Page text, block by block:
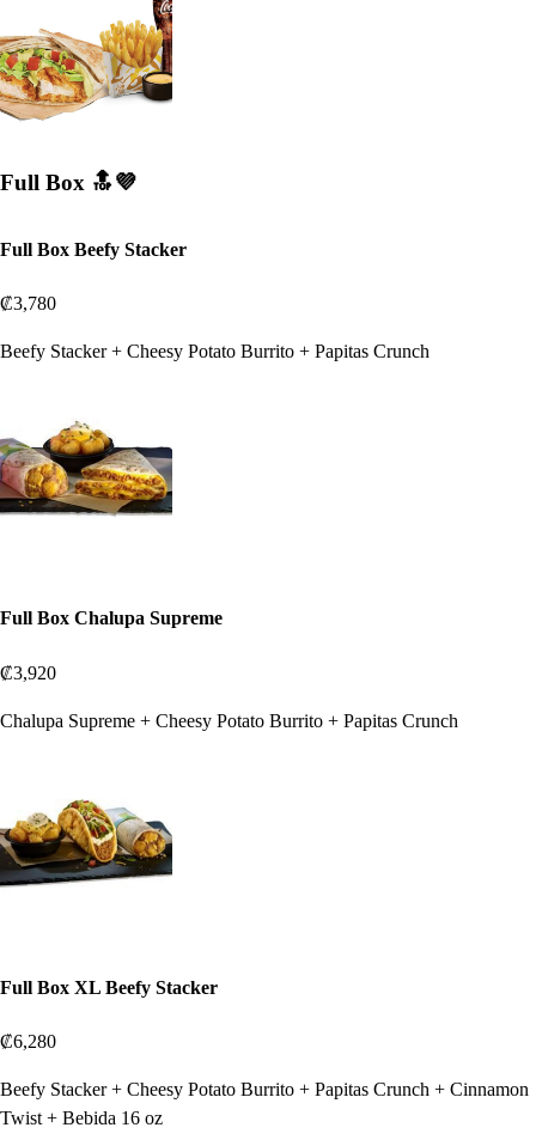
Full Box 🔝💜
Full Box Beefy Stacker
₡3,780
Beefy Stacker + Cheesy Potato Burrito + Papitas Crunch
Full Box Chalupa Supreme
₡3,920
Chalupa Supreme + Cheesy Potato Burrito + Papitas Crunch
Full Box XL Beefy Stacker
₡6,280
Beefy Stacker + Cheesy Potato Burrito + Papitas Crunch + Cinnamon
Twist + Bebida 16 oz